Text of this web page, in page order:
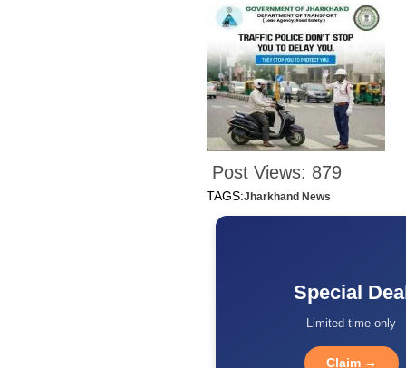
Post Views: 879
TAGS:Jharkhand News
Special
Limited time only
Claim →